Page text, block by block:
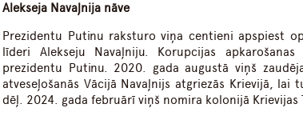
Alekseja Navaļnija nāve
Prezidentu Putinu raksturo viņa centieni apspiest
līderi Alekseju Navaļniju. Korupcijas
prezidentu Putinu. 2020. gada augustā viņš
atveseļošanās Vācijā Navaļnijs atgriezās Krievijā,
dēļ. 2024. gada februārī viņš nomira kolonijā Krievijas